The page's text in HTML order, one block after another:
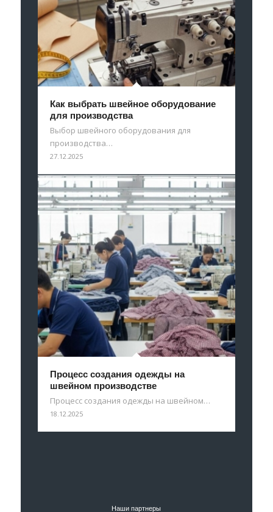
Как выбрать швейное оборудование
для производства
Выбор швейного оборудования для
производства…
27.12.2025
Процесс создания одежды на
швейном производстве
Процесс создания одежды на швейном…
18.12.2025
Наши партнеры